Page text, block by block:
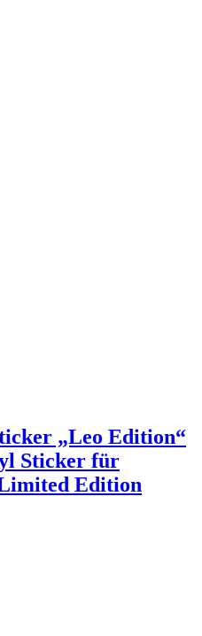
„Leo Edition“
Sticker für
Edition